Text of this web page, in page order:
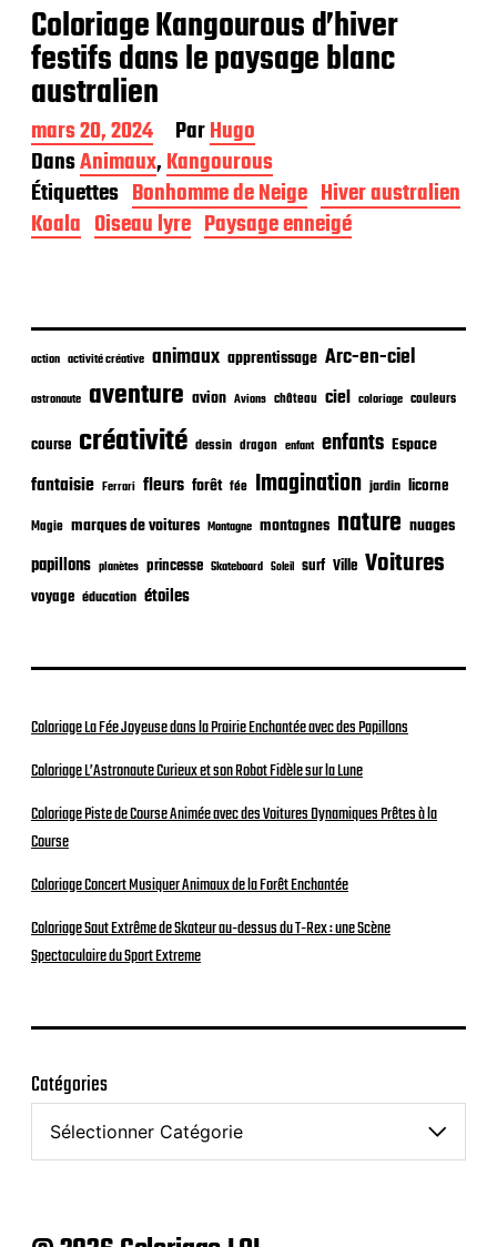
Coloriage Kangourous d’hiver
festifs dans le paysage blanc
australien
D
a
t
e
d
e
l
i
a
i
n
mars 20, 2024 ParHugo
DansAnimaux,Kangourous
Étiquettes Bonhomme de Neige Hiver australien
Koala Oiseau lyre Paysage enneigé
action activité créative animaux apprentissage Arc-en-ciel
astronaute aventure avion Avions château ciel coloriage couleurs
course créativité dessin dragon enfant enfants Espace
fantaisie Ferrari fleurs forêt fée Imagination jardin licorne
Magie marques de voitures Montagne montagnes nature nuages
papillons planètes princesse Skateboard Soleil surf Ville Voitures
voyage éducation étoiles
Coloriage La Fée Joyeuse dans la Prairie Enchantée avec des Papillons
Coloriage L’Astronaute Curieux et son Robot Fidèle sur la Lune
Coloriage Piste de Course Animée avec des Voitures Dynamiques Prêtes à la
Course
Coloriage Concert Musiquer Animaux de la Forêt Enchantée
Coloriage Saut Extrême de Skateur au-dessus du T-Rex : une Scène
Spectaculaire du Sport Extreme
Catégories